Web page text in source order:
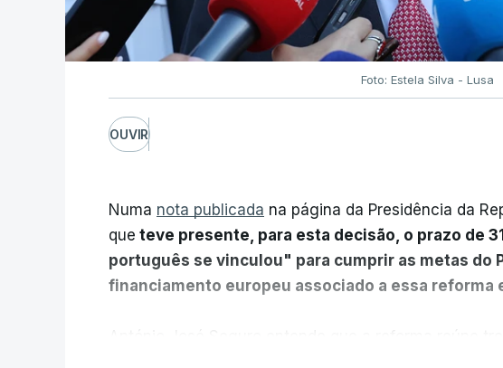
Foto: Estela Silva - Lusa
OUVIR
Numa nota publicada na página da Presidência da
que teve presente, para esta decisão, o prazo de
português se vinculou" para cumprir as metas do
financiamento europeu associado a essa reforma